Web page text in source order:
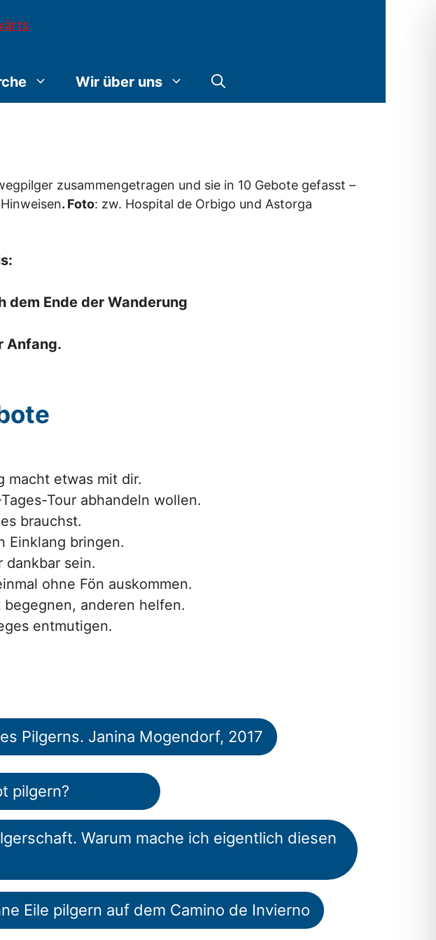
Wir über uns
zusammengetragen und sie in 10 Gebote gefasst –
. Foto: zw. Hospital de Orbigo und Astorga
dem Ende der Wanderung
Anfang.
macht etwas mit dir.
Tour abhandeln wollen.
brauchst.
Einklang bringen.
dankbar sein.
ohne Fön auskommen.
anderen helfen.
entmutigen.
Pilgerns. Janina Mogendorf, 2017
pilgern?
Warum mache ich eigentlich diesen
Eile pilgern auf dem Camino de Invierno